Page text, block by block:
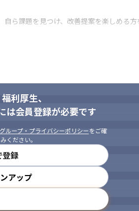
ら課題を見つけ、改善提案を楽しめる方
着地点を見出せる方を求めています。
利厚生、
は会員登録が必要です
ループ・プライバシーポリシーをご確
ください。
録
アップ